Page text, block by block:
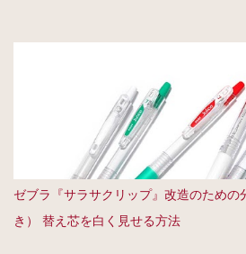
ゼブラ『サラサクリップ』改造のための
き） 替え芯を白く見せる方法